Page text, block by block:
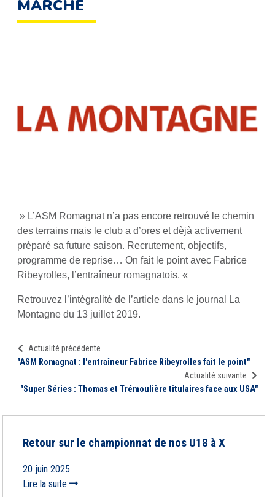
MARCHE
» L’ASM Romagnat n’a pas encore retrouvé le chemin
des terrains mais le club a d’ores et dèjà activement
préparé sa future saison. Recrutement, objectifs,
programme de reprise… On fait le point avec Fabrice
Ribeyrolles, l’entraîneur romagnatois. «
Retrouvez l’intégralité de l’article dans le journal La
Montagne du 13 juillet 2019.
Actualité précédente
"ASM Romagnat : l'entraîneur Fabrice Ribeyrolles fait le point"
Actualité suivante
"Super Séries : Thomas et Trémoulière titulaires face aux USA"
Retour sur le championnat de nos U18 à X
20 juin 2025
Lire la suite